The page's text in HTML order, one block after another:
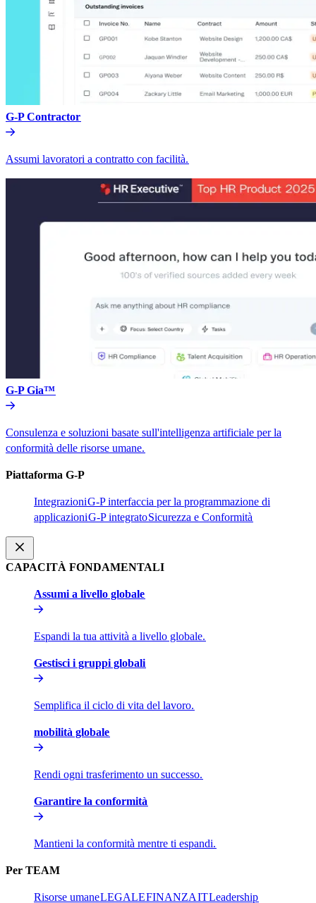
G-P Contractor​​
Assumi lavoratori a contratto con facilità.​​
G-P Gia™​​
Consulenza e soluzioni basate sull'intelligenza artificiale per la
conformità delle risorse umane.​​
Piattaforma G-P​​
Integrazioni​​G-P interfaccia per la programmazione di
applicazioni​​G-P integrato​​Sicurezza e Conformità​​
CAPACITÀ FONDAMENTALI​​
Assumi a livello globale​​
Espandi la tua attività a livello globale.​​
Gestisci i gruppi globali​​
Semplifica il ciclo di vita del lavoro.​​
mobilità globale​​
Rendi ogni trasferimento un successo.​​
Garantire la conformità​​
Mantieni la conformità mentre ti espandi.​​
Per TEAM​​
Risorse umane​​LEGALE​​FINANZA​​IT​​Leadership​​